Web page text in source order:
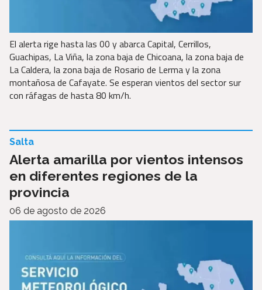
El alerta rige hasta las 00 y abarca Capital, Cerrillos,
Guachipas, La Viña, la zona baja de Chicoana, la zona baja de
La Caldera, la zona baja de Rosario de Lerma y la zona
montañosa de Cafayate. Se esperan vientos del sector sur
con ráfagas de hasta 80 km/h.
Alerta amarilla por vientos intensos
en diferentes regiones de la
provincia
Salta
06 de agosto de 2026